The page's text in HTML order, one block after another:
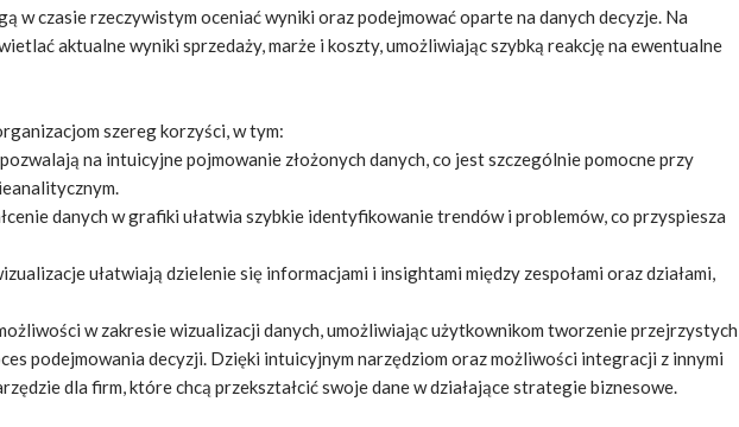
w czasie rzeczywistym oceniać wyniki oraz podejmować oparte na danych decyzje. Na
aktualne wyniki sprzedaży, marże i koszty, umożliwiając szybką reakcję na ewentualne
szereg korzyści, w tym:
na intuicyjne pojmowanie złożonych danych, co jest szczególnie pomocne przy
danych w grafiki ułatwia szybkie identyfikowanie trendów i problemów, co przyspiesza
ułatwiają dzielenie się informacjami i insightami między zespołami oraz działami,
w zakresie wizualizacji danych, umożliwiając użytkownikom tworzenie przejrzystych
podejmowania decyzji. Dzięki intuicyjnym narzędziom oraz możliwości integracji z innymi
dla firm, które chcą przekształcić swoje dane w działające strategie biznesowe.